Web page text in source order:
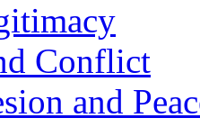
Conflict
and